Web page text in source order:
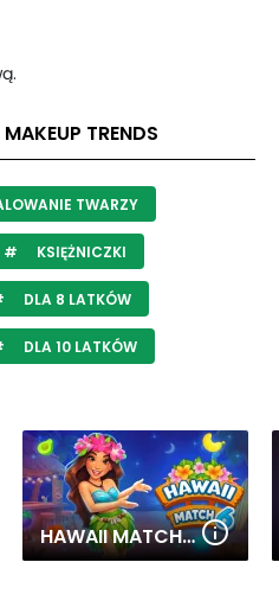
TRENDS
TWARZY
KSIĘŻNICZKI
DLA 8 LATKÓW
DLA 10 LATKÓW
HAWAII MATCH 6